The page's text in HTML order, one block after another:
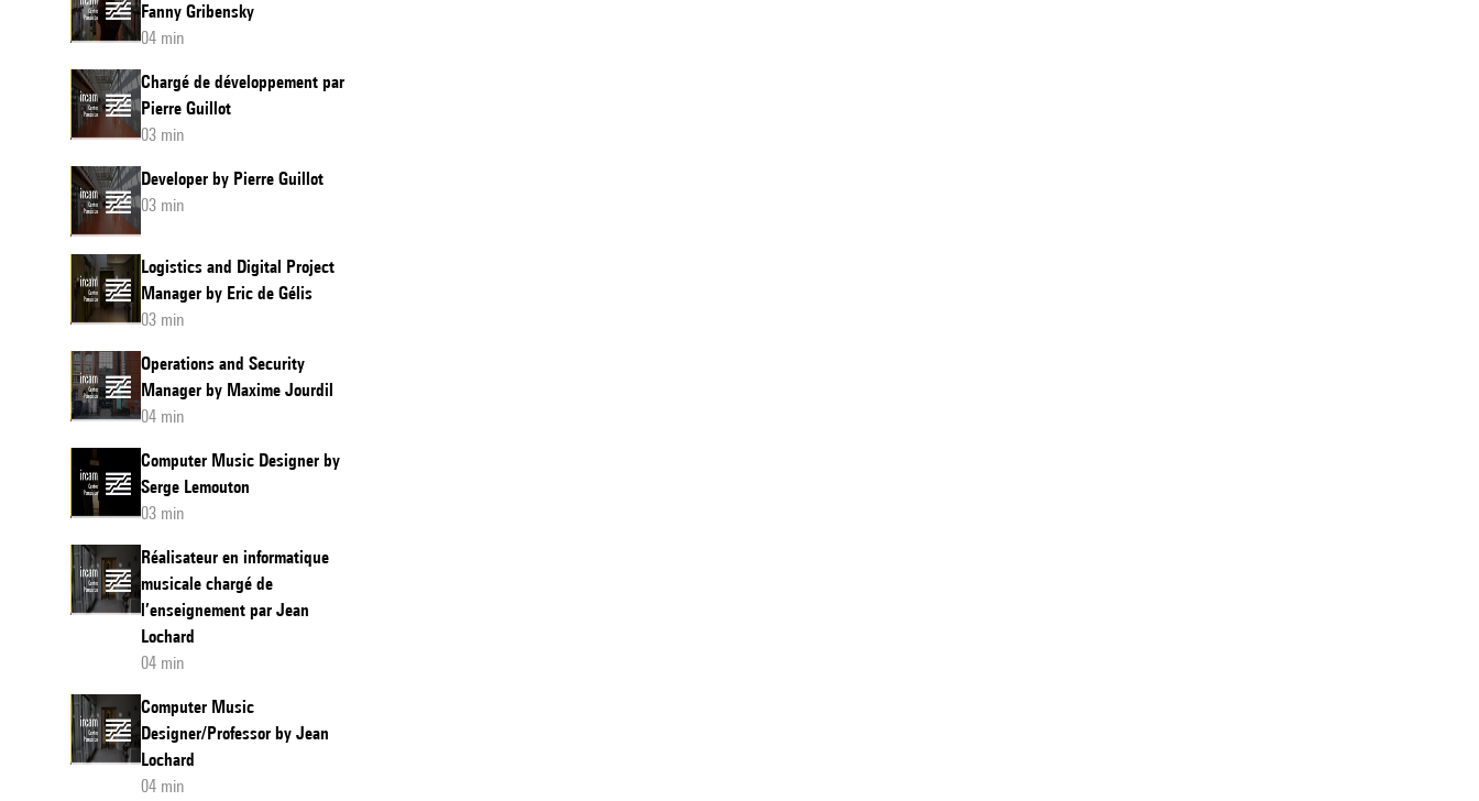
Fanny Gribensky
04 min
Chargé de développement par
Pierre Guillot
03 min
Developer by Pierre Guillot
03 min
Logistics and Digital Project
Manager by Eric de Gélis
03 min
Operations and Security
Manager by Maxime Jourdil
04 min
Computer Music Designer by
Serge Lemouton
03 min
Réalisateur en informatique
musicale chargé de
l’enseignement par Jean
Lochard
04 min
Computer Music
Designer/Professor by Jean
Lochard
04 min